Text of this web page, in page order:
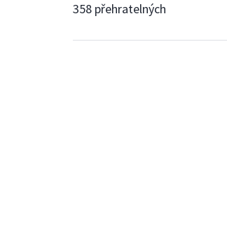
358 přehratelných